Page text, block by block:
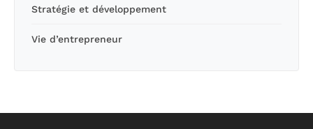
Stratégie et développement
Vie d’entrepreneur